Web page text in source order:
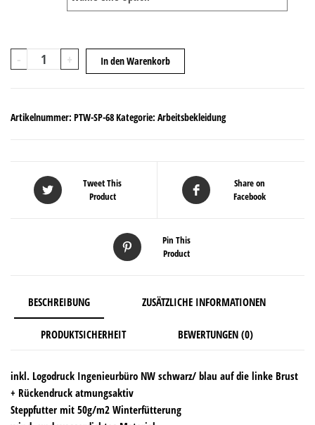
-
Prevent®
Trendline
+ In den Warenkorb
Artikelnummer: PTW-SP-68Kategorie: Arbeitsbekleidung
Tweet This
Product
Share on
Facebook
Pin This
Product
BESCHREIBUNG ZUSÄTZLICHE INFORMATIONEN
PRODUKTSICHERHEIT BEWERTUNGEN (0)
inkl. Logodruck Ingenieurbüro NW schwarz/ blau auf die linke Brust
+ Rückendruck atmungsaktiv
Steppfutter mit 50g/m2 Winterfütterung